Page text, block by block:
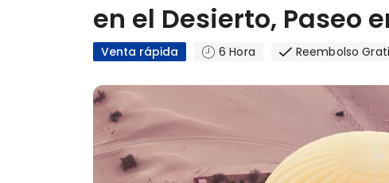
en el Desierto, Paseo
Venta rápida 6 Hora Reembolso